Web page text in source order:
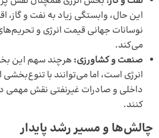
این حال، وابستگی زیاد به نفت و گاز،
نوسانات جهانی قیمت انرژی و
می‌کند.
صنعت و کشاورزی:هرچند سهم این
انرژی است، اما می‌توانند با تنوع‌بخشی
داخلی و صادرات غیرنفتی نقش مهمی
کنند.
چالش‌ها و مسیر رشد پایدار